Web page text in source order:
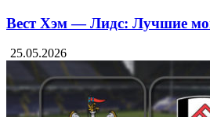
Вест Хэм — Лидс: Лучшие
25.05.2026